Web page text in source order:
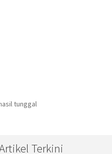
tunggal
Terkini